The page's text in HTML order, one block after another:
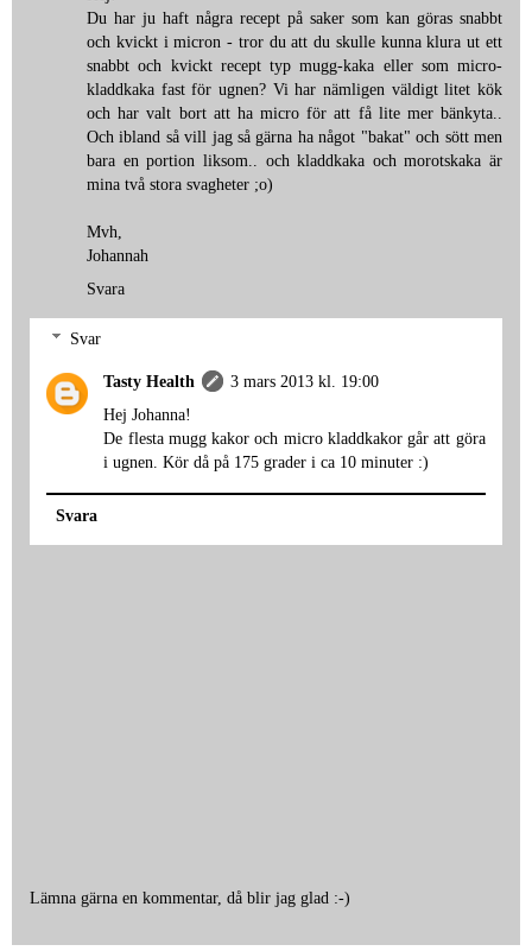
Du har ju haft några recept på saker som kan göras snabbt
och kvickt i micron - tror du att du skulle kunna klura ut ett
snabbt och kvickt recept typ mugg-kaka eller som micro-
kladdkaka fast för ugnen? Vi har nämligen väldigt litet kök
och har valt bort att ha micro för att få lite mer bänkyta..
Och ibland så vill jag så gärna ha något "bakat" och sött men
bara en portion liksom.. och kladdkaka och morotskaka är
mina två stora svagheter ;o)
Mvh,
Johannah
Svara
Svar
Tasty Health
3 mars 2013 kl. 19:00
Hej Johanna!
De flesta mugg kakor och micro kladdkakor går att göra
i ugnen. Kör då på 175 grader i ca 10 minuter :)
Svara
Lämna gärna en kommentar, då blir jag glad :-)